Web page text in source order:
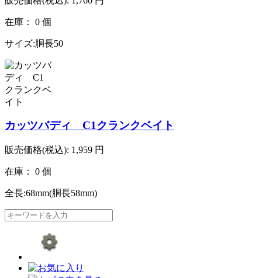
在庫： 0 個
サイズ:胴長50
カッツバディ C1クランクベイト
販売価格(税込): 1,959 円
在庫： 0 個
全長:68mm(胴長58mm)